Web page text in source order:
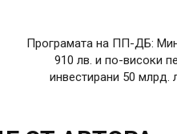
Програмата на ПП-ДБ:
910 лв. и по-високи
инвестирани 50 млрд.